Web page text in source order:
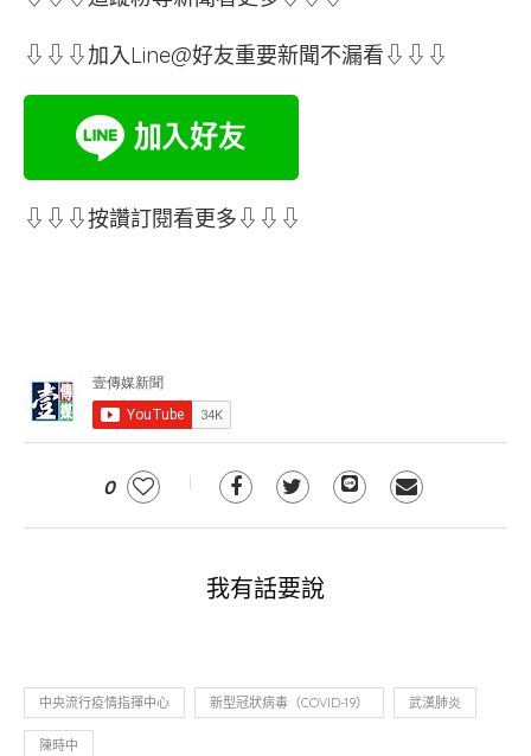
⇩⇩⇩加入Line@好友重要新聞不漏看⇩⇩⇩
⇩⇩⇩按讚訂閱看更多⇩⇩⇩
0
我有話要說
中央流行疫情指揮中心 新型冠狀病毒（COVID-19） 武漢肺炎
陳時中